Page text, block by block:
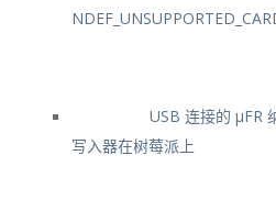
USB 连接的 μFR
写入器在树莓派上